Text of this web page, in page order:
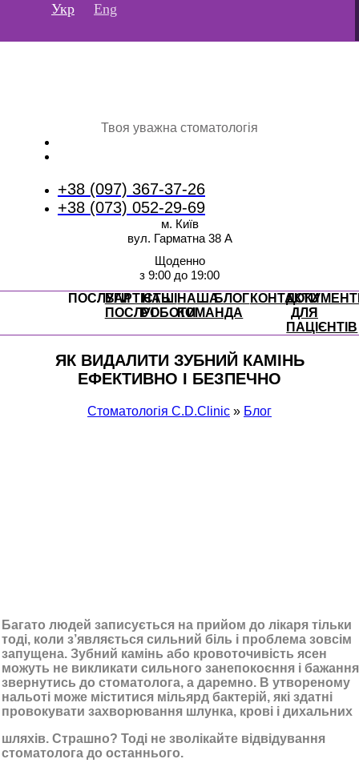
Укр Eng
Твоя уважна стоматологія
+38 (097) 367-37-26
+38 (073) 052-29-69
м. Київ
вул. Гарматна 38 А
Щоденно
з 9:00 до 19:00
ПОСЛУГИВАРТІСТЬ
ПОСЛУГ
НАШІ
РОБОТИ
НАША
КОМАНДА
БЛОГ КОНТАКТИ
ДЛЯ
ПАЦІЄНТІВ
ЯК ВИДАЛИТИ ЗУБНИЙ КАМІНЬ
ЕФЕКТИВНО І БЕЗПЕЧНО
Стоматологія С.D.Clinic » Блог
Багато людей записується на прийом до лікаря тільки
тоді, коли з’являється сильний біль і проблема зовсім
запущена. Зубний камінь або кровоточивість ясен
можуть не викликати сильного занепокоєння і бажання
звернутись до стоматолога, а даремно. В утвореному
нальоті може міститися мільярд бактерій, які здатні
провокувати захворювання шлунка, крові і дихальних
шляхів. Страшно? Тоді не зволікайте відвідування
стоматолога до останнього.